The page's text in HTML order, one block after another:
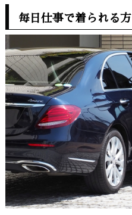
毎日仕事で着られる方